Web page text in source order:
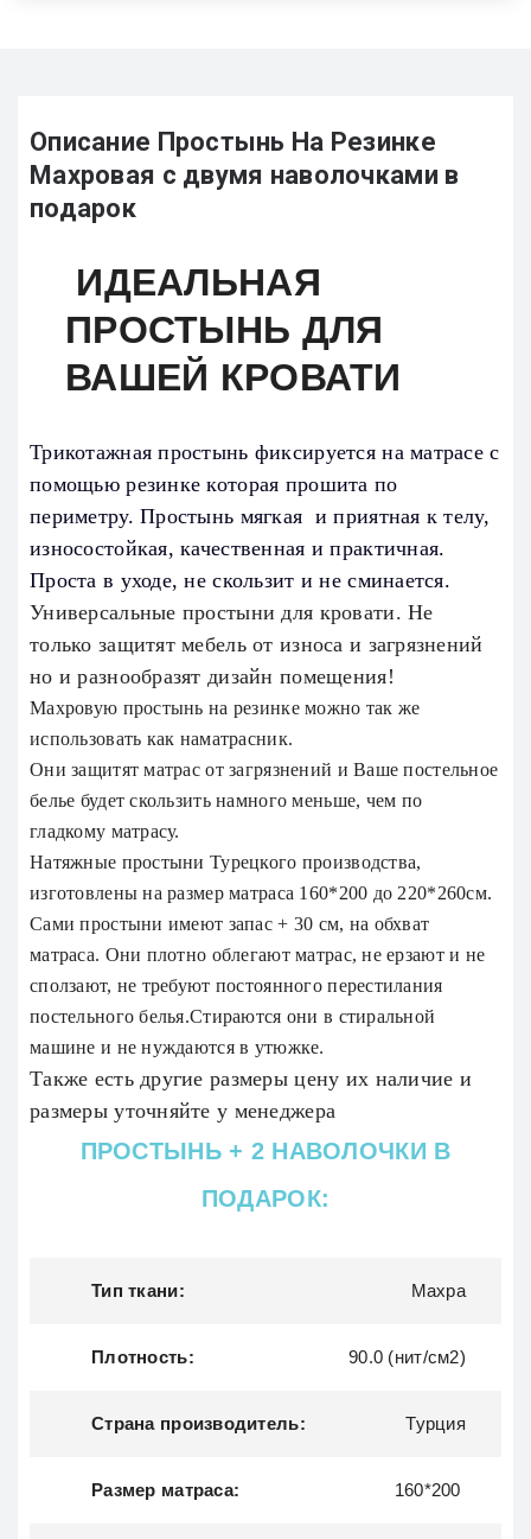
Описание Простынь На Резинке
Махровая с двумя наволочками в
подарок
ИДЕАЛЬНАЯ
ПРОСТЫНЬ ДЛЯ
ВАШЕЙ КРОВАТИ
Трикотажная простынь фиксируется на матрасе с
помощью резинке которая прошита по
периметру. Простынь мягкая и приятная к телу,
износостойкая, качественная и практичная.
Проста в уходе, не скользит и не сминается.
Универсальные простыни для кровати. Не
только защитят мебель от износа и загрязнений
но и разнообразят дизайн помещения!
Махровую простынь на резинке можно так же
использовать как наматрасник.
Они защитят матрас от загрязнений и Ваше постельное
белье будет скользить намного меньше, чем по
гладкому матрасу.
Натяжные простыни Турецкого производства,
изготовлены на размер матраса 160*200 до 220*260см.
Сами простыни имеют запас + 30 см, на обхват
матраса. Они плотно облегают матрас, не ерзают и не
сползают, не требуют постоянного перестилания
постельного белья.Стираются они в стиральной
машине и не нуждаются в утюжке.
Также есть другие размеры цену их наличие и
размеры уточняйте у менеджера
ПРОСТЫНЬ + 2 НАВОЛОЧКИ В
ПОДАРОК:
Тип ткани: Махра
Плотность: 90.0 (нит/см2)
Страна производитель: Турция
Размер матраса: 160*200